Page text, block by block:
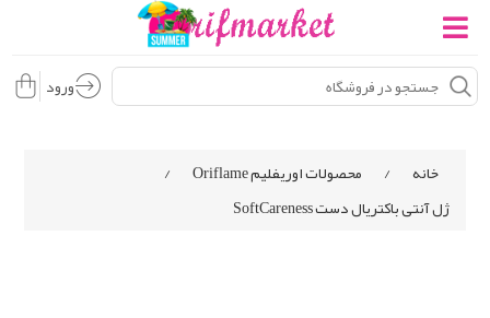
ورود
خانه / محصولات اوریفلیم Oriflame
/
ژل آنتی باکتریال دست SoftCareness